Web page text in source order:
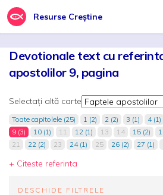
Resurse Creștine
Devotionale text cu
apostolilor 9, pagina
Selectați altă carte
Toate capitolele (25) 1 (2) 2 (2) 3 (1) 4 (1)
9 (3)
10 (1) 11 12 (1) 13 14 15 (2)
21
22 (2) 23 24 (1) 25 26 (2) 27 (1)
+ Citeste referinta
DESCHIDE FILTRELE